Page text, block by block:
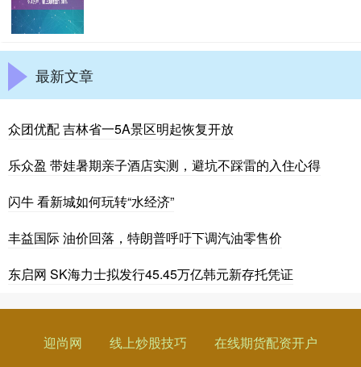
最新文章
众团优配 吉林省一5A景区明起恢复开放
乐众盈 带娃暑期亲子酒店实测，避坑不踩雷的入住心得
闪牛 看新城如何玩转“水经济”
丰益国际 油价回落，特朗普呼吁下调汽油零售价
东启网 SK海力士拟发行45.45万亿韩元新存托凭证
迎尚网 线上炒股技巧 在线期货配资开户